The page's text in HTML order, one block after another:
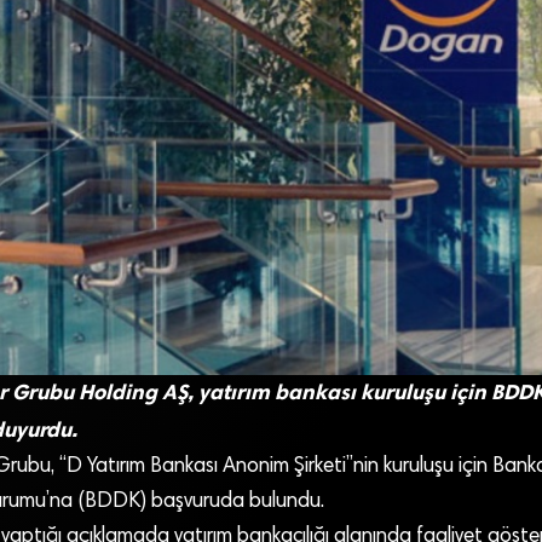
Holding AŞ, yatırım bankası kuruluşu için
“D Yatırım Bankası Anonim Şirketi”nin kuruluşu için
(BDDK) başvuruda bulundu.
açıklamada yatırım bankacılığı alanında faaliyet